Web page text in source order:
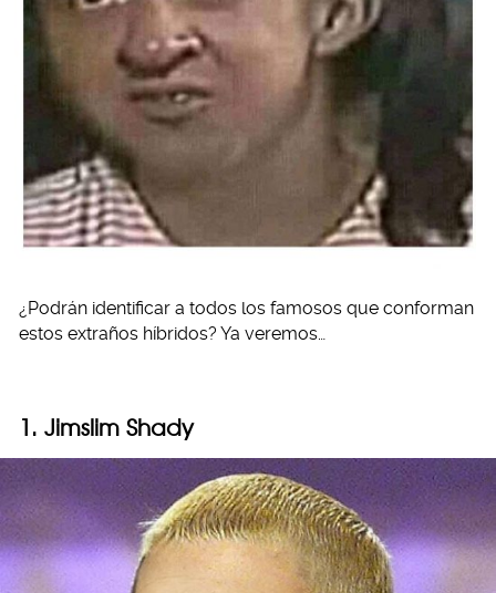
¿Podrán identificar a todos los famosos que conforman
estos extraños híbridos? Ya veremos…
1. Jimslim Shady